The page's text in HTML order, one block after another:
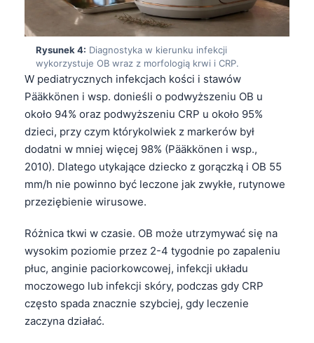
Rysunek 4: Diagnostyka w kierunku infekcji
wykorzystuje OB wraz z morfologią krwi i CRP.
W pediatrycznych infekcjach kości i stawów
Pääkkönen i wsp. donieśli o podwyższeniu OB u
około 94% oraz podwyższeniu CRP u około 95%
dzieci, przy czym którykolwiek z markerów był
dodatni w mniej więcej 98% (Pääkkönen i wsp.,
2010). Dlatego utykające dziecko z gorączką i OB 55
mm/h nie powinno być leczone jak zwykłe, rutynowe
przeziębienie wirusowe.
Różnica tkwi w czasie. OB może utrzymywać się na
wysokim poziomie przez 2-4 tygodnie po zapaleniu
płuc, anginie paciorkowcowej, infekcji układu
moczowego lub infekcji skóry, podczas gdy CRP
często spada znacznie szybciej, gdy leczenie
zaczyna działać.